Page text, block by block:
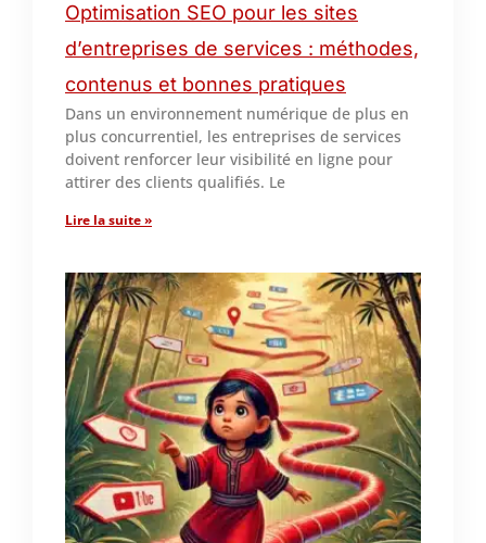
Optimisation SEO pour les sites
d’entreprises de services : méthodes,
contenus et bonnes pratiques
Dans un environnement numérique de plus en
plus concurrentiel, les entreprises de services
doivent renforcer leur visibilité en ligne pour
attirer des clients qualifiés. Le
Lire la suite »